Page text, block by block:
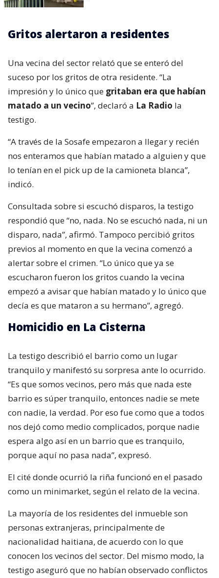
Gritos alertaron a residentes
Una vecina del sector relató que se enteró del
suceso por los gritos de otra residente. “La
impresión y lo único que gritaban era que habían
matado a un vecino”, declaró a La Radio la
testigo.
“A través de la Sosafe empezaron a llegar y recién
nos enteramos que habían matado a alguien y que
lo tenían en el pick up de la camioneta blanca”,
indicó.
Consultada sobre si escuchó disparos, la testigo
respondió que “no, nada. No se escuchó nada, ni un
disparo, nada”, afirmó. Tampoco percibió gritos
previos al momento en que la vecina comenzó a
alertar sobre el crimen. “Lo único que ya se
escucharon fueron los gritos cuando la vecina
empezó a avisar que habían matado y lo único que
decía es que mataron a su hermano”, agregó.
Homicidio en La Cisterna
La testigo describió el barrio como un lugar
tranquilo y manifestó su sorpresa ante lo ocurrido.
“Es que somos vecinos, pero más que nada este
barrio es súper tranquilo, entonces nadie se mete
con nadie, la verdad. Por eso fue como que a todos
nos dejó como medio complicados, porque nadie
espera algo así en un barrio que es tranquilo,
porque aquí no pasa nada”, expresó.
El cité donde ocurrió la riña funcionó en el pasado
como un minimarket, según el relato de la vecina.
La mayoría de los residentes del inmueble son
personas extranjeras, principalmente de
nacionalidad haitiana, de acuerdo con lo que
conocen los vecinos del sector. Del mismo modo, la
testigo aseguró que no habían observado conflictos